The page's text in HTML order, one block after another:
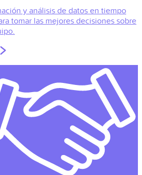
y análisis de datos en tiempo
tomar las mejores decisiones sobre